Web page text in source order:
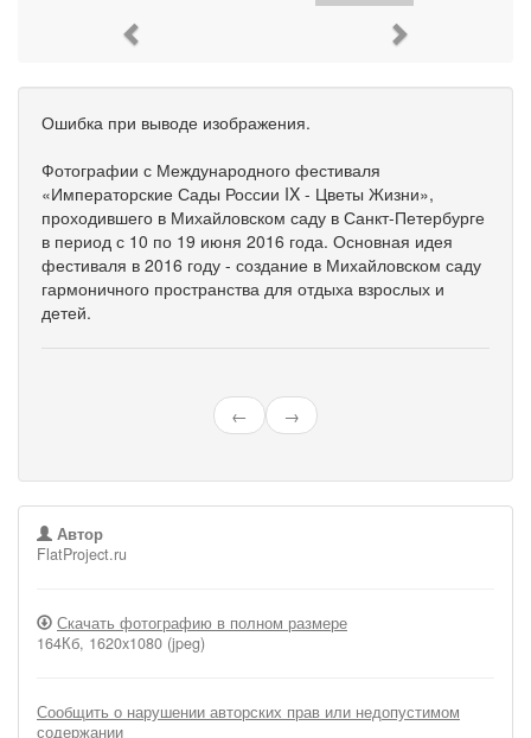
Ошибка при выводе изображения.
Фотографии с Международного фестиваля
«Императорские Сады России IX - Цветы Жизни»,
проходившего в Михайловском саду в Санкт-Петербурге
в период с 10 по 19 июня 2016 года. Основная идея
фестиваля в 2016 году - создание в Михайловском саду
гармоничного пространства для отдыха взрослых и
детей.
← →
Автор
FlatProject.ru
Скачать фотографию в полном размере
164Кб, 1620x1080 (jpeg)
Сообщить о нарушении авторских прав или недопустимом
содержании